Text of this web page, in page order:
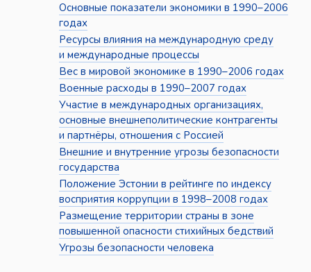
Основные показатели экономики в 1990–2006
годах
Ресурсы влияния на международную среду
и международные процессы
Вес в мировой экономике в 1990–2006 годах
Военные расходы в 1990–2007 годах
Участие в международных организациях,
основные внешнеполитические контрагенты
и партнёры, отношения с Россией
Внешние и внутренние угрозы безопасности
государства
Положение Эстонии в рейтинге по индексу
восприятия коррупции в 1998–2008 годах
Размещение территории страны в зоне
повышенной опасности стихийных бедствий
Угрозы безопасности человека